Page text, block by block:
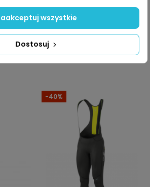
3/4
Spodnie rowerowe
męskie Alé Cycling R-
EV1 Clima Warm Plus
584,99 PLN
-40%
Dostosuj
wszystkie